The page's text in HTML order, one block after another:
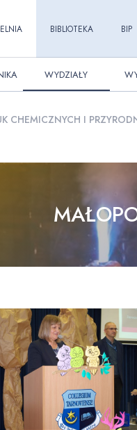
BIBLIOTEKA BIP
WYDZIAŁY
CHEMICZNYCH I